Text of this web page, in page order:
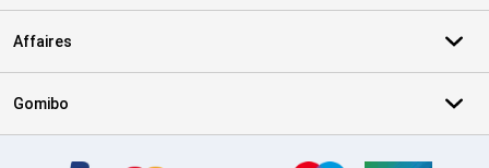
Affaires
Gomibo